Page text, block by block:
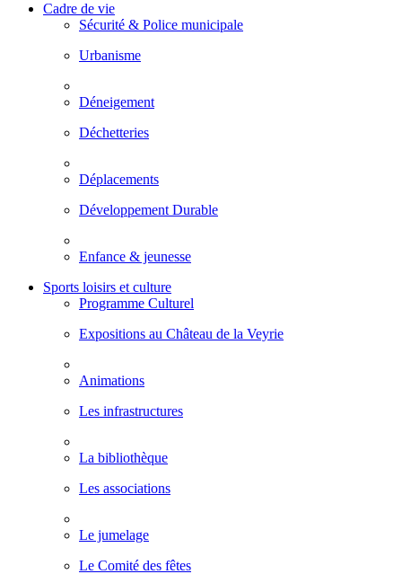
Cadre de vie
Sécurité & Police municipale
Urbanisme
Déneigement
Déchetteries
Déplacements
Développement Durable
Enfance & jeunesse
Sports loisirs et culture
Programme Culturel
Expositions au Château de la Veyrie
Animations
Les infrastructures
La bibliothèque
Les associations
Le jumelage
Le Comité des fêtes